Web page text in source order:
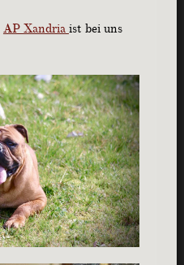
AP Xandria ist bei uns